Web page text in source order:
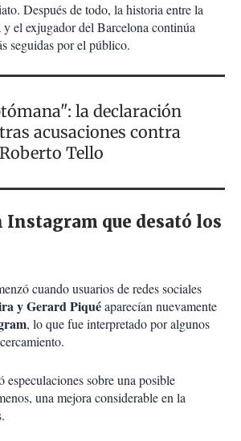
Después de todo, la historia entre la
y el exjugador del Barcelona continúa
seguidas por el público.
la declaración
acusaciones contra
Tello
Instagram que desató los
cuando usuarios de redes sociales
y Gerard Piquéaparecían nuevamente
, lo que fue interpretado por algunos
especulaciones sobre una posible
una mejora considerable en la